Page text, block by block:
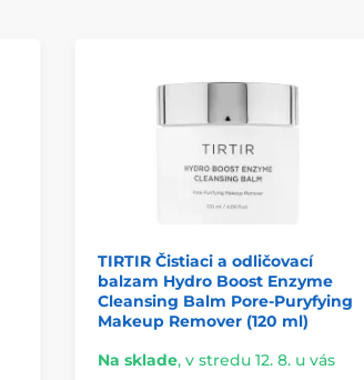
TIRTIR Čistiaci a odličovací
balzam Hydro Boost Enzyme
Cleansing Balm Pore-Puryfying
Makeup Remover (120 ml)
Na sklade, v stredu 12. 8. u vás